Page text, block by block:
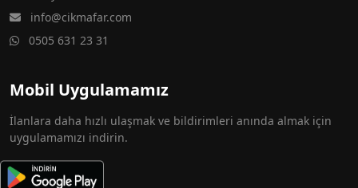
info@cikmafar.com
0505 631 23 31
Mobil Uygulamamız
İlanlara daha hızlı ulaşmak ve bildirimleri anında almak için
uygulamamızı indirin.